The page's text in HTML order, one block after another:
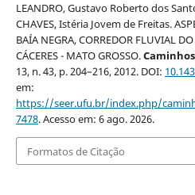
LEANDRO, Gustavo Roberto dos
CHAVES, Istéria Jovem de Freitas.
BAÍA NEGRA, CORREDOR FLUVIAL
CÁCERES - MATO GROSSO.
13, n. 43, p. 204–216, 2012. DOI:
em:
https://seer.ufu.br/index.php/
7478. Acesso em: 6 ago. 2026.
Formatos de Citação